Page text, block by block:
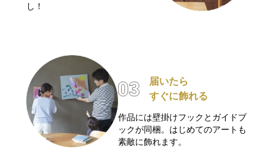
し！
届いたら
すぐに飾れる
作品には壁掛けフックとガイドブ
ックが同梱。はじめてのアートも
素敵に飾れます。